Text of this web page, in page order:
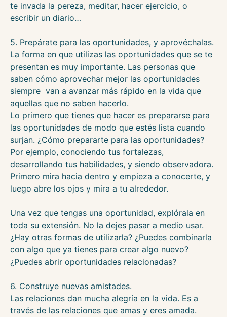
te invada la pereza, meditar, hacer ejercicio, o
escribir un diario…
5. Prepárate para las oportunidades, y aprovéchalas.
La forma en que utilizas las oportunidades que se te
presentan es muy importante. Las personas que
saben cómo aprovechar mejor las oportunidades
siempre van a avanzar más rápido en la vida que
aquellas que no saben hacerlo.
Lo primero que tienes que hacer es prepararse para
las oportunidades de modo que estés lista cuando
surjan. ¿Cómo prepararte para las oportunidades?
Por ejemplo, conociendo tus fortalezas,
desarrollando tus habilidades, y siendo observadora.
Primero mira hacia dentro y empieza a conocerte, y
luego abre los ojos y mira a tu alrededor.
Una vez que tengas una oportunidad, explórala en
toda su extensión. No la dejes pasar a medio usar.
¿Hay otras formas de utilizarla? ¿Puedes combinarla
con algo que ya tienes para crear algo nuevo?
¿Puedes abrir oportunidades relacionadas?
6. Construye nuevas amistades.
Las relaciones dan mucha alegría en la vida. Es a
través de las relaciones que amas y eres amada.